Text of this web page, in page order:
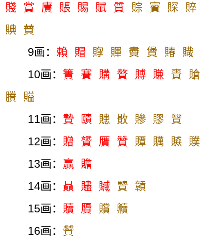
賤
賞 賡 賬 賜 賦 質 賩 賨 賝
賥
賟
賛
9画： 賴 賵 賯 賱 賮 賲 賰 賳
10画： 簀 賽 購 贅 賻 賺 賷
賶
賸
賹
11画： 贄 賾 贃 贁 贂 賿
贀
12画： 贈 贇 贋 贊 贉 贎 贆
贌
13画： 贏
贍
14画： 贔 贐 贓 贒
贑
15画： 贖 贗 贘
贕
16画： 贙